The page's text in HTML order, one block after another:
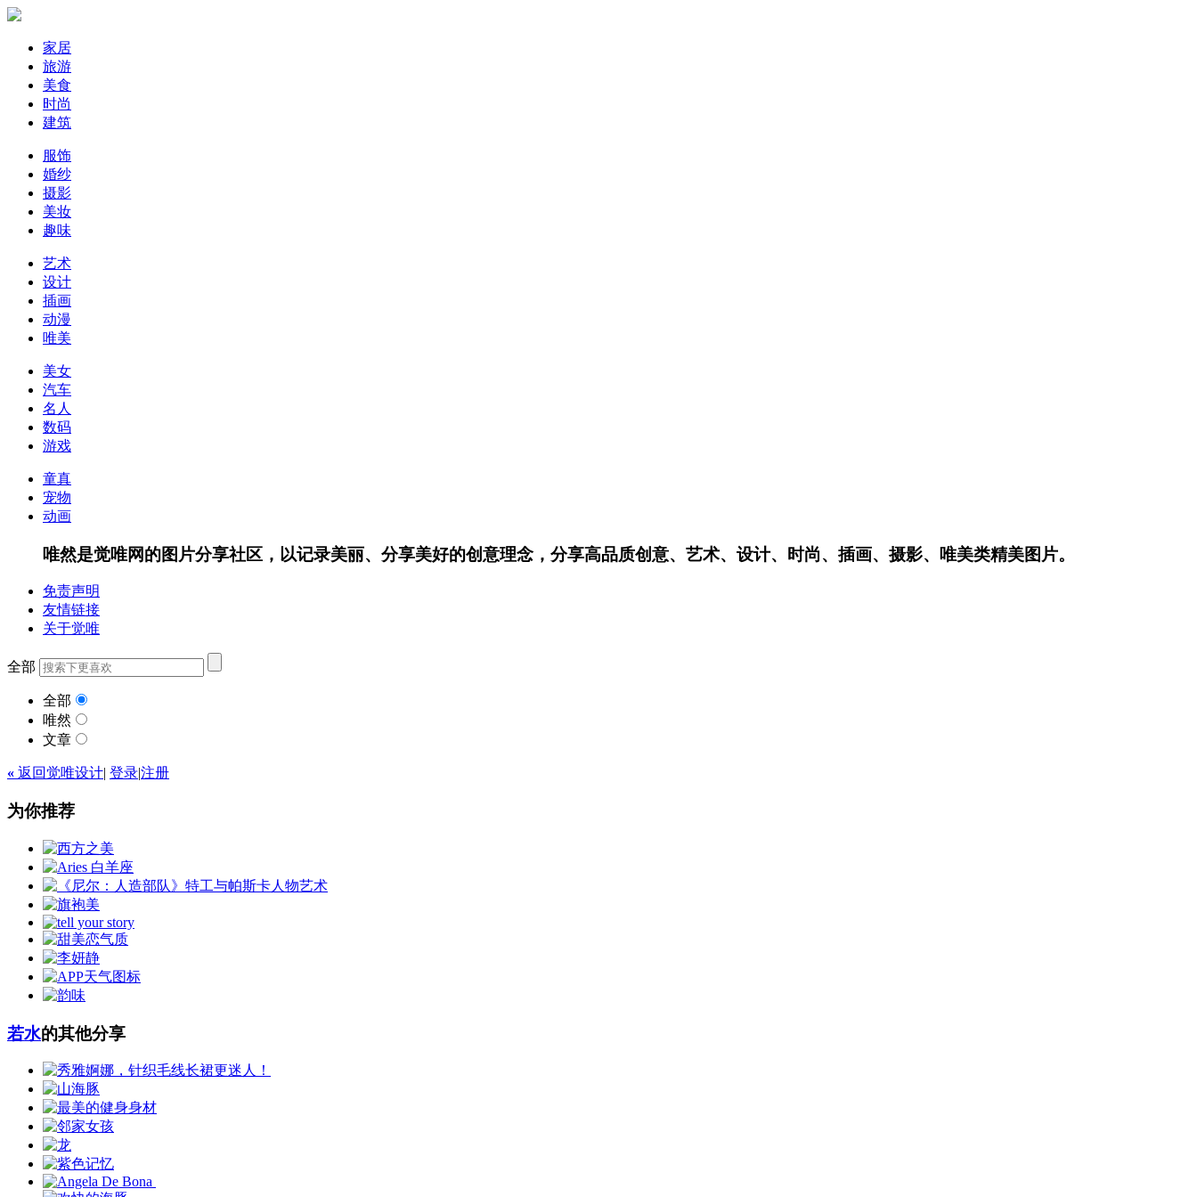
家居
旅游
美食
时尚
建筑
服饰
婚纱
摄影
美妆
趣味
艺术
设计
插画
动漫
唯美
美女
汽车
名人
数码
游戏
童真
宠物
动画
唯然是觉唯网的图片分享社区，以记录美丽、分享美好的创意理念，分享高品质创意、艺术、设计、时尚、插画、摄影、唯美类精美图片。
免责声明
友情链接
关于觉唯
全部
全部
唯然
文章
« 返回觉唯设计| 登录|注册
为你推荐
若水的其他分享